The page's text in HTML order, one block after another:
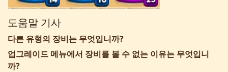
도움말 기사
다른 유형의 장비는 무엇입니까?
업그레이드 메뉴에서 장비를 볼 수 없는 이유는 무엇입니
까?